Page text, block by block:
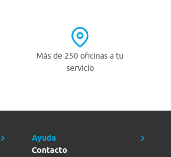
Más de 250 oficinas a tu
servicio
Ayuda
Contacto